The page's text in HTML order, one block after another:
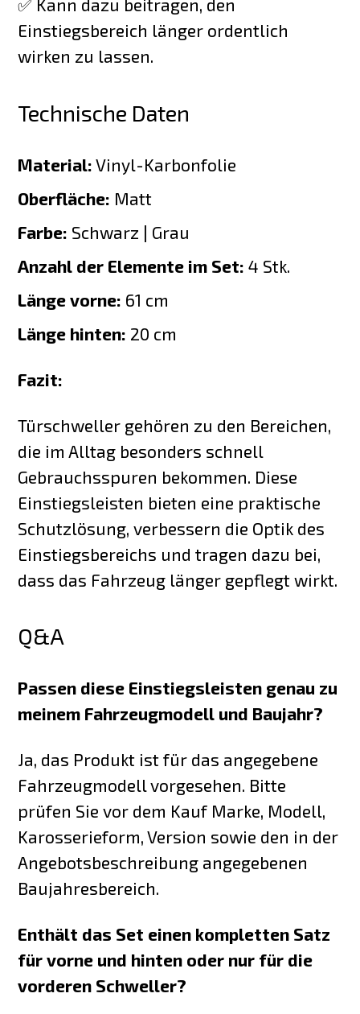
✅ Kann dazu beitragen, den
Einstiegsbereich länger ordentlich
wirken zu lassen.
Technische Daten
Material: Vinyl-Karbonfolie
Oberfläche: Matt
Farbe: Schwarz | Grau
Anzahl der Elemente im Set: 4 Stk.
Länge vorne: 61 cm
Länge hinten: 20 cm
Fazit:
Türschweller gehören zu den Bereichen,
die im Alltag besonders schnell
Gebrauchsspuren bekommen. Diese
Einstiegsleisten bieten eine praktische
Schutzlösung, verbessern die Optik des
Einstiegsbereichs und tragen dazu bei,
dass das Fahrzeug länger gepflegt wirkt.
Q&A
Passen diese Einstiegsleisten genau zu
meinem Fahrzeugmodell und Baujahr?
Ja, das Produkt ist für das angegebene
Fahrzeugmodell vorgesehen. Bitte
prüfen Sie vor dem Kauf Marke, Modell,
Karosserieform, Version sowie den in der
Angebotsbeschreibung angegebenen
Baujahresbereich.
Enthält das Set einen kompletten Satz
für vorne und hinten oder nur für die
vorderen Schweller?